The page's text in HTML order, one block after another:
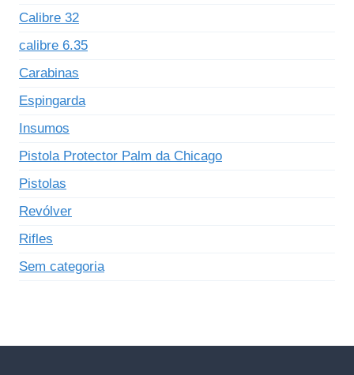
Calibre 32
calibre 6.35
Carabinas
Espingarda
Insumos
Pistola Protector Palm da Chicago
Pistolas
Revólver
Rifles
Sem categoria